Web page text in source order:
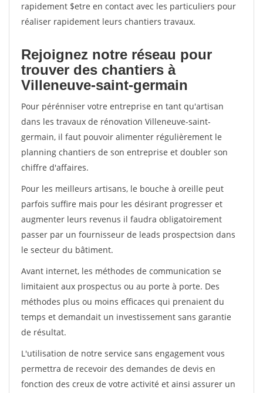
rapidement $etre en contact avec les particuliers pour
réaliser rapidement leurs chantiers travaux.
Rejoignez notre réseau pour
trouver des chantiers à
Villeneuve-saint-germain
Pour pérénniser votre entreprise en tant qu'artisan
dans les travaux de rénovation Villeneuve-saint-
germain, il faut pouvoir alimenter régulièrement le
planning chantiers de son entreprise et doubler son
chiffre d'affaires.
Pour les meilleurs artisans, le bouche à oreille peut
parfois suffire mais pour les désirant progresser et
augmenter leurs revenus il faudra obligatoirement
passer par un fournisseur de leads prospectsion dans
le secteur du bâtiment.
Avant internet, les méthodes de communication se
limitaient aux prospectus ou au porte à porte. Des
méthodes plus ou moins efficaces qui prenaient du
temps et demandait un investissement sans garantie
de résultat.
L'utilisation de notre service sans engagement vous
permettra de recevoir des demandes de devis en
fonction des creux de votre activité et ainsi assurer un